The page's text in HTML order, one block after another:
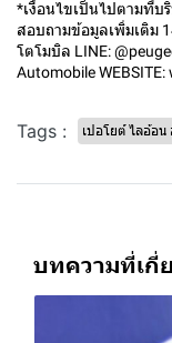
*เงื่อนไขเป็นไปตามที่บ
สอบถามข้อมูลเพิ่มเติม
โตโมบิล LINE:
Automobile
Tags : เปอโยต์ ไลอ้อ
บทความที่เกี่